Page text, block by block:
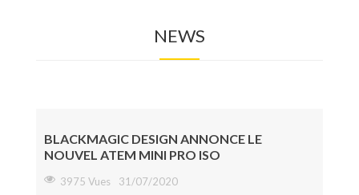
Éclairage
Consommable
NEWS
BLACKMAGIC DESIGN ANNONCE LE
NOUVEL ATEM MINI PRO ISO
3975 Vues 31/07/2020